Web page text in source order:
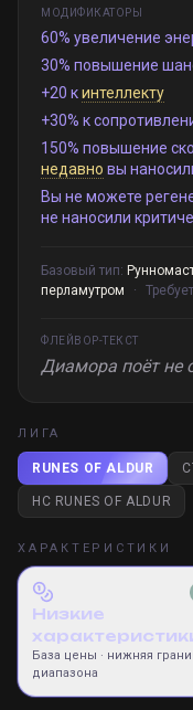
МОДИФИКАТОРЫ
60% увеличение
30% повышение
+20 кинтеллекту
+30% к
150% повышение
недавно вы
Вы не можете
не наносили
Базовый тип:
перламутром
·
ФЛЕЙВОР-ТЕКСТ
Диамора поёт не
ЛИГА
RUNES OF ALDUR
HC RUNES OF ALDUR
ХАРАКТЕРИСТИКИ
Низкие
База цены · нижняя
диапазона